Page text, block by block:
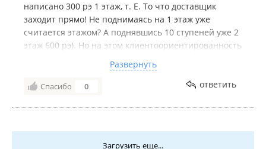
написано 300 рэ 1 этаж, т. Е. То что доставщик
заходит прямо! Не поднимаясь на 1 этаж уже
считается этажом? А поднявшись 10 ступеней уже 2
этаж 600 рэ). Но на этом клиентоориентированность
разговариваю по телефону срочный рабочий
разговор, в это время по второй линии звонят из
беру трубку, до меня дозвониться не могут о
Развернуть
Спасибо 0 ответить
Загрузить еще...